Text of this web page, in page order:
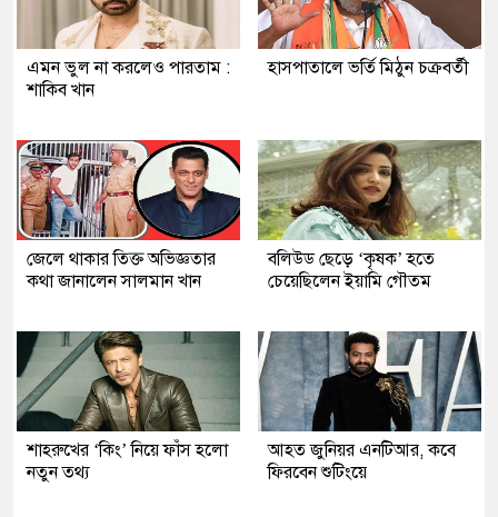
এমন ভুল না করলেও পারতাম :
শাকিব খান
হাসপাতালে ভর্তি মিঠুন চক্রবর্তী
জেলে থাকার তিক্ত অভিজ্ঞতার
কথা জানালেন সালমান খান
বলিউড ছেড়ে ‘কৃষক’ হতে
চেয়েছিলেন ইয়ামি গৌতম
শাহরুখের ‘কিং’ নিয়ে ফাঁস হলো
নতুন তথ্য
আহত জুনিয়র এনটিআর, কবে
ফিরবেন শুটিংয়ে